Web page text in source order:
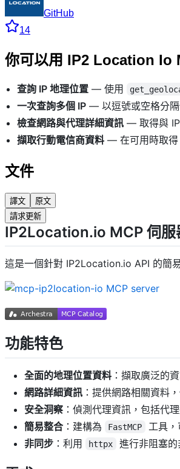
GitHub
14
你可以用 IP2 Location Io
查詢 IP 地理位置 — 使用
一次查詢多個 IP — 以逗號或空格分隔
檢查網路與代理詳細資訊 — 取得與 IP
擷取行動電信商資料 — 在可用時取得
文件
譯文
原文
請求更新
IP2Location.io MCP 伺服
這是一個針對 IP2Location.io API 的簡
功能特色
全面的地理位置資料 ：擷取廣泛的
網路詳細資訊 ：提供網路相關資料
安全洞察 ：偵測代理資訊，包括代
簡易整合 ：建構為 FastMCP
工具
非同步 ：利用 httpx 進行非阻塞的